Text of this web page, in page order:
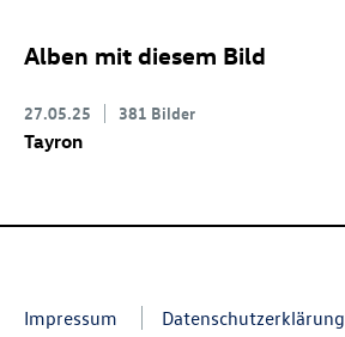
Alben mit diesem Bild
27.05.25 381 Bilder
Tayron
Impressum Datenschutzerklärung